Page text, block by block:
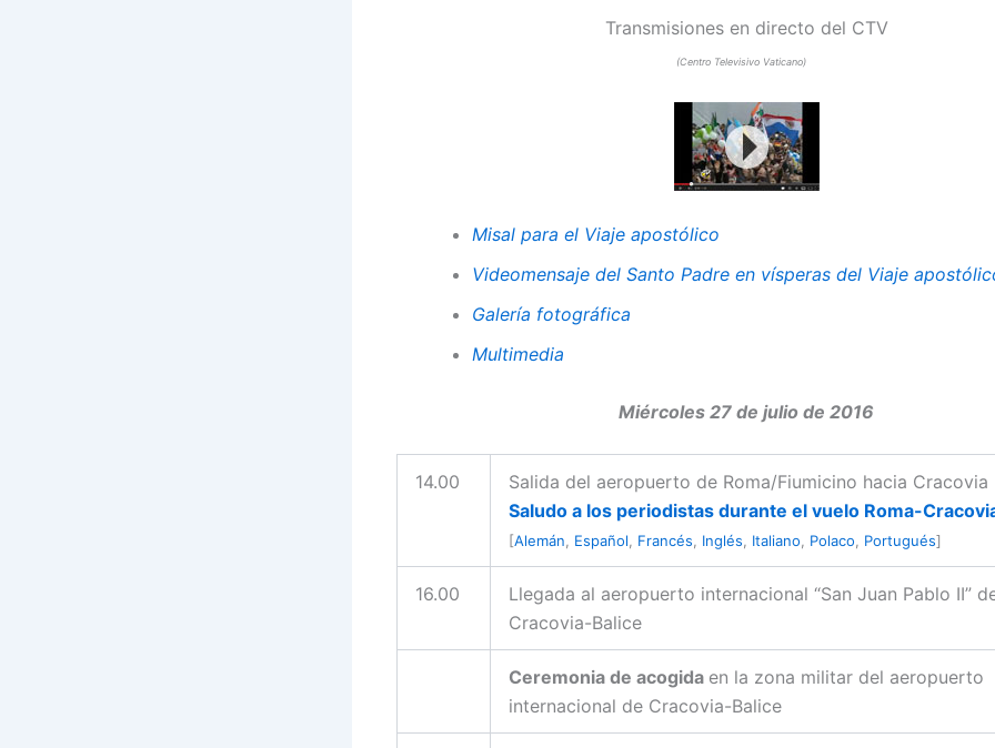
Transmisiones en directo del CTV
(Centro Televisivo Vaticano)
Misal para el Viaje apostólico
Videomensaje del Santo Padre en vísperas del Viaje
Galería fotográfica
Multimedia
Miércoles 27 de julio de 2016
14.00
Salida del aeropuerto de Roma/Fiumicino hacia Cracovia
Saludo a los periodistas durante el vuelo Roma-
[Alemán Español Francés Inglés Italiano Polaco Portugués]
16.00
Llegada al aeropuerto internacional “San Juan Pablo II”
Cracovia-Balice
Ceremonia de acogida en la zona militar del aeropuerto
internacional de Cracovia-Balice